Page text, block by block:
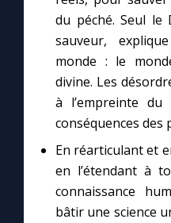
du péché. Seul
sauveur,
monde : le
divine. Les
à l’empreinte
conséquences des
En réarticulant et
en l’étendant à
connaissance
bâtir une science